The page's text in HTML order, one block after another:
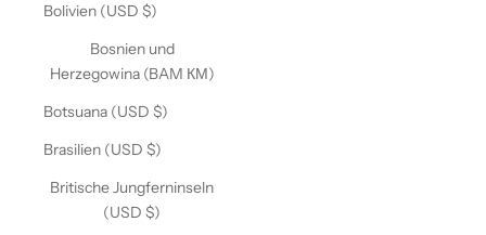
Bolivien (USD $)
Bosnien und
Herzegowina (BAM КМ)
Botsuana (USD $)
Brasilien (USD $)
Britische Jungferninseln
(USD $)